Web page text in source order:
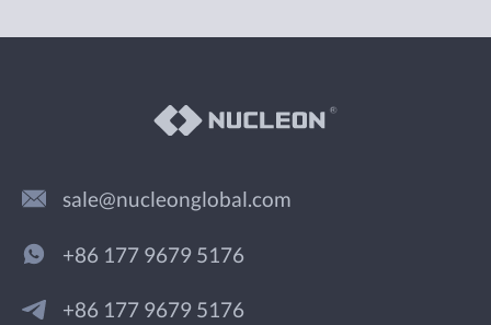
sale@nucleonglobal.com
+86 177 9679 5176
+86 177 9679 5176